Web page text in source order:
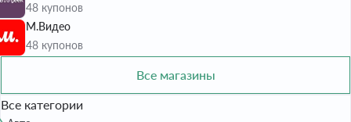
48 купонов
М.Видео
48 купонов
Все магазины
Все категории